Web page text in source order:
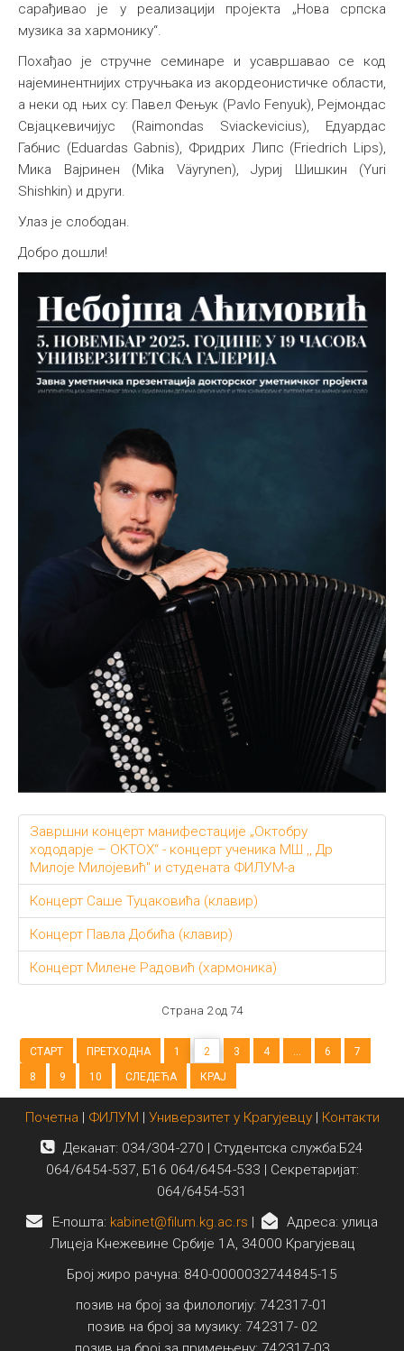
сарађивао је у реализацији пројекта „Нова српска
музика за хармонику“.
Похађао је стручне семинаре и усавршавао се код
најеминентнијих стручњака из акордеонистичке области,
а неки од њих су: Павел Фењук (Pavlo Fenyuk), Рејмондас
Свјацкевичијус (Raimondas Sviackevicius), Едуардас
Габнис (Eduardas Gabnis), Фридрих Липс (Friedrich Lips),
Мика Вајринен (Mika Väyrynen), Јуриј Шишкин (Yuri
Shishkin) и други.
Улаз је слободан.
Добро дошли!
Завршни концерт манифестације „Октобру
хододарје – ОКТОХ“ - концерт ученика МШ ,, Др
Милоје Милојевић" и студената ФИЛУМ-а
Концерт Саше Туцаковића (клавир)
Концерт Павла Добића (клавир)
Концерт Милене Радовић (хармоника)
Страна 2 од 74
СТАРТ ПРЕТХОДНА 1 2 3 4 ... 6
7
8
9 10 СЛЕДЕЋА КРАЈ
Почетна ФИЛУМ Универзитет у Крагујевцу| Контакти
Деканат: 034/304-270 | Студентска служба:Б24
064/6454-537, Б16 064/6454-533 | Секретаријат:
064/6454-531
E-пошта: kabinet@filum.kg.ac.rs
Адреса: улица
Лицеја Кнежевине Србије 1А, 34000 Крагујевац
Број жиро рачуна: 840-0000032744845-15
позив на број за филологију: 742317-01
позив на број за музику: 742317- 02